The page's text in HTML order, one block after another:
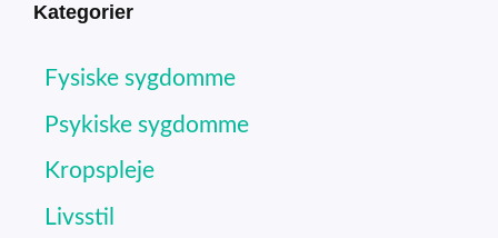
Kategorier
Fysiske sygdomme
Psykiske sygdomme
Kropspleje
Livsstil